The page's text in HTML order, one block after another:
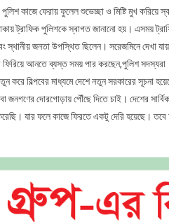
জানায়,সাধারণ
জনতা
কাজে ফেরায় ফুলেল শুভেচ্ছা ও মিষ্টি মুখ করিয়ে
ট্রাফিক পুলিশকে স্বাগত জানানো হয়। এসময়
স্থানীয় জনতা উপস্থিত ছিলেন। সরেজমিনে দেখা
আনতে ব্যস্ত সময় পার করছেন,পুলিশ
বিল্পবের মাধ্যমে দেশে নতুন সরকারের সূচনা
জনগণের দোরগোড়ায় পৌঁছে দিতে চাই। দেশের
যার ফলে কাজে ফিরতে একটু দেরি হয়েছে।